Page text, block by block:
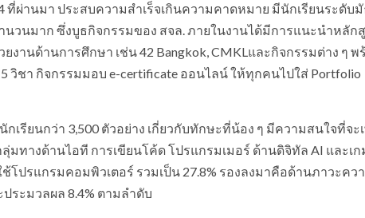
ที่ผ่านมา ประสบความสำเร็จเกินความคาดหมาย มีนักเรียนระดับ
นวนมาก ซึ่งบูธกิจกรรมของ สจล. ภายในงานได้มีการแนะนำหลัก
งานด้านการศึกษา เช่น 42 Bangkok, CMKLและกิจกรรมต่าง ๆ พ
วิชา กิจกรรมมอบ e-certificate ออนไลน์ ให้ทุกคนไปใส่ Portfolio
เรียนกว่า 3,500 ตัวอย่าง เกี่ยวกับทักษะที่น้อง ๆ มีความสนใจที่จะ
ทางด้านไอที การเขียนโค้ด โปรแกรมเมอร์ ด้านดิจิทัล AI และเ
โปรแกรมคอมพิวเตอร์ รวมเป็น 27.8% รองลงมาคือด้านภาวะคว
ประมวลผล 8.4% ตามลำดับ